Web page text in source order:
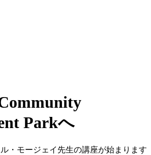
Parkへ
・モージェイ先生の講座が始まります